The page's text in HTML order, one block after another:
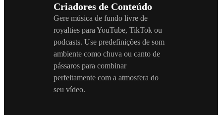
Criadores de Conteúdo
Gere música de fundo livre de
royalties para YouTube, TikTok ou
podcasts. Use predefinições de som
ambiente como chuva ou canto de
pássaros para combinar
perfeitamente com a atmosfera do
seu vídeo.